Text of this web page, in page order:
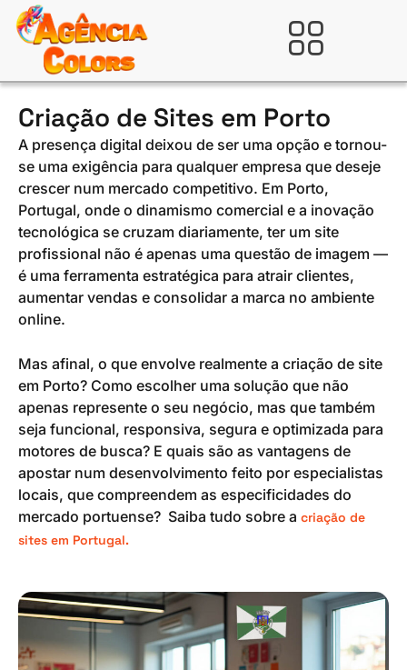
para
conteúdo
Verificada por
Criação de Sites em Porto
A presença digital deixou de ser uma opção e tornou-
se uma exigência para qualquer empresa que deseje
crescer num mercado competitivo. Em Porto,
Portugal, onde o dinamismo comercial e a inovação
tecnológica se cruzam diariamente, ter um site
profissional não é apenas uma questão de imagem —
é uma ferramenta estratégica para atrair clientes,
aumentar vendas e consolidar a marca no ambiente
online.
Mas afinal, o que envolve realmente a criação de site
em Porto? Como escolher uma solução que não
apenas represente o seu negócio, mas que também
seja funcional, responsiva, segura e optimizada para
motores de busca? E quais são as vantagens de
apostar num desenvolvimento feito por especialistas
locais, que compreendem as especificidades do
mercado portuense? Saiba tudo sobre a criação de
sites em Portugal.